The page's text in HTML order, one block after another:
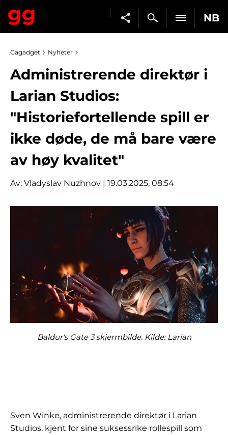
NB
Gagadget Nyheter
Administrerende direktør i
Larian Studios:
"Historiefortellende spill er
ikke døde, de må bare være
av høy kvalitet"
Av: Vladyslav Nuzhnov | 19.03.2025, 08:54
Baldur's Gate 3 skjermbilde. Kilde: Larian
Sven Winke, administrerende direktør i Larian
Studios, kjent for sine suksessrike rollespill som